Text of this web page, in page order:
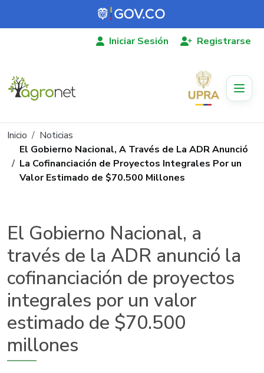
Pasar al contenido principal
Iniciar Sesión Registrarse
Ruta de navegación
Inicio
Noticias
El Gobierno Nacional, A Través de La ADR Anunció
La Cofinanciación de Proyectos Integrales Por un
Valor Estimado de $70.500 Millones
El Gobierno Nacional, a
través de la ADR anunció la
cofinanciación de proyectos
integrales por un valor
estimado de $70.500
millones